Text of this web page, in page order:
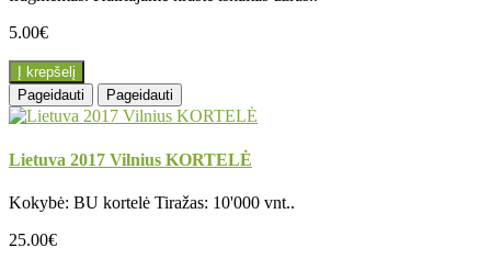
5.00€
Į krepšelį
Pageidauti
Pageidauti
Lietuva 2017 Vilnius KORTELĖ
Kokybė: BU kortelė Tiražas: 10'000 vnt..
25.00€